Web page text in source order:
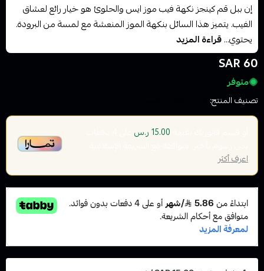
إن ببل قم كينجز نكهة فيب موز ايس والحلوئ هو خيار رائع لعشاق
الفيب. يتميز هذا السائل بنكهة الموز المنعشة مع لمسة من البرودة.
يحتوي...قراءة المزيد
60 SAR
متوفر
تصنيف المنتج:
15.00 ر.س
اعرف أكثر